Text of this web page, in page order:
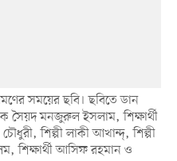
সময়ের ছবি। ছবিতে ডান
সৈয়দ মনজুরুল ইসলাম, শিক্ষার্থী
শিল্পী লাকী আখান্দ্, শিল্পী
শিক্ষার্থী আসিফ রহমান ও